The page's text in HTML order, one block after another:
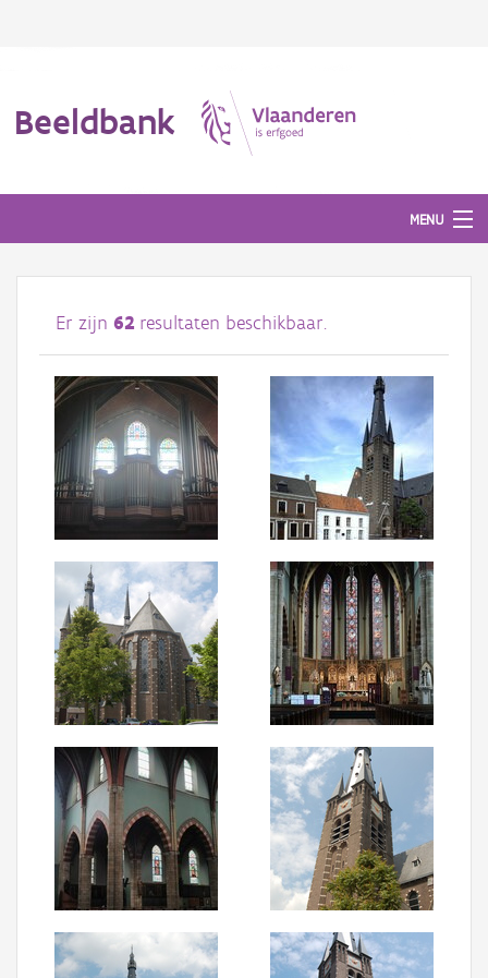
Beeldbank
MENU
Afbeeldingen
#BeeldIndeKijker
Hergebruik
Over ons
Aanmelden
Er zijn 62 resultaten beschikbaar.